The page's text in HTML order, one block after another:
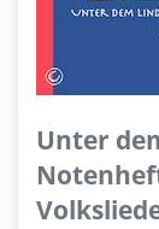
Unter